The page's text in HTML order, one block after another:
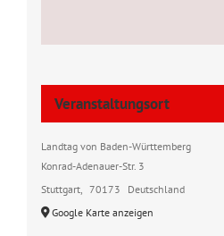
Veranstaltungsort
Landtag von Baden-Württemberg
Konrad-Adenauer-Str. 3
Stuttgart, 70173
Deutschland
Google Karte anzeigen